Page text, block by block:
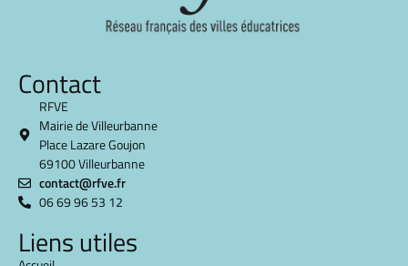
Contact
RFVE
Mairie de Villeurbanne
Place Lazare Goujon
69100 Villeurbanne
contact@rfve.fr
06 69 96 53 12
Liens utiles